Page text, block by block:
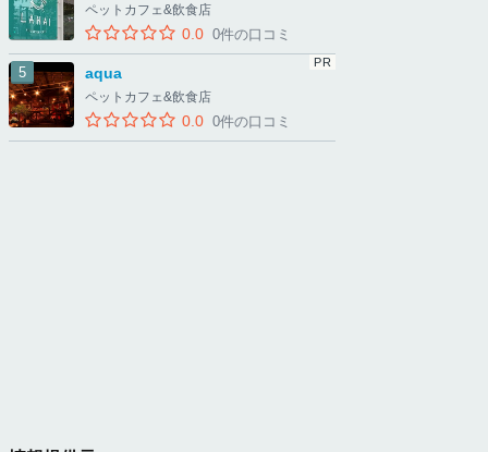
ペットカフェ&飲食店
0.0 0件の口コミ
aqua
ペットカフェ&飲食店
0.0 0件の口コミ